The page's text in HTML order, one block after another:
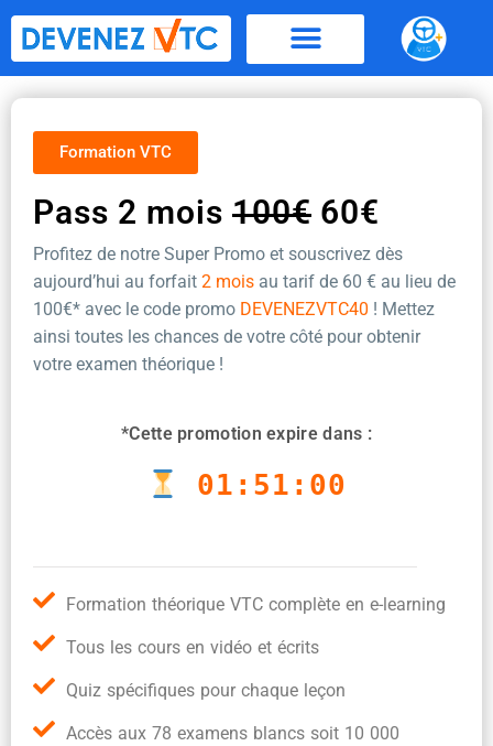
Aller
contenu
Formation VTC
Pass 2 mois 100€ 60€
Profitez de notre Super Promo et souscrivez dès
aujourd’hui au forfait 2 mois au tarif de 60 € au lieu de
100€* avec le code promo DEVENEZVTC40 ! Mettez
ainsi toutes les chances de votre côté pour obtenir
votre examen théorique !
*Cette promotion expire dans :
01:50:59
Formation théorique VTC complète en e-learning
Tous les cours en vidéo et écrits
Quiz spécifiques pour chaque leçon
Accès aux 78 examens blancs soit 10 000